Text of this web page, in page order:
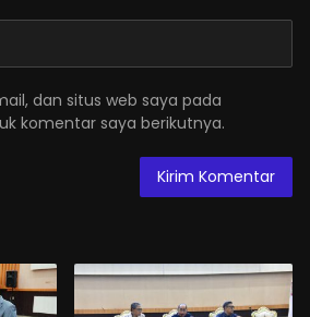
dan situs web saya pada
komentar saya berikutnya.